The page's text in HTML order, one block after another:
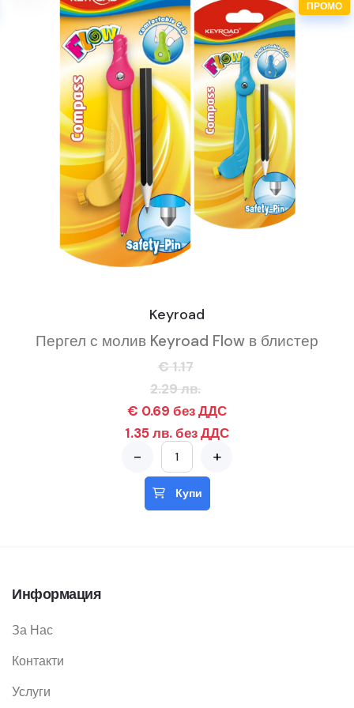
ПРОМО
Keyroad
Пергел с молив Keyroad Flow в блистер
€ 1.17
2.29 лв.
€ 0.69 без ДДС
1.35 лв. без ДДС
- +
Купи
Информация
За Нас
Контакти
Услуги